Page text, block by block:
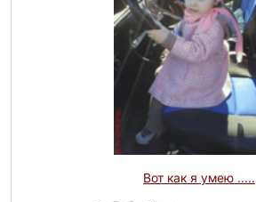
Вот как я умею .....